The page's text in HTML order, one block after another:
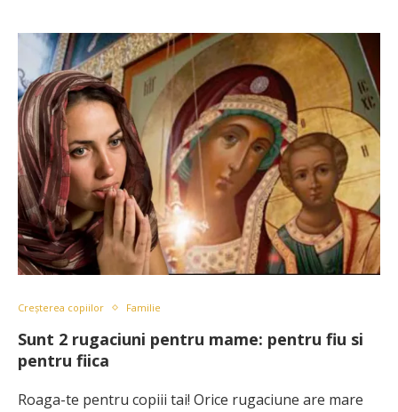
Creșterea copiilor Familie
Sunt 2 rugaciuni pentru mame: pentru fiu si
pentru fiica
Roaga-te pentru copiii tai! Orice rugaciune are mare